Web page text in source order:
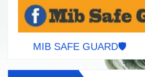
MIB SAFE GUARD🛡️